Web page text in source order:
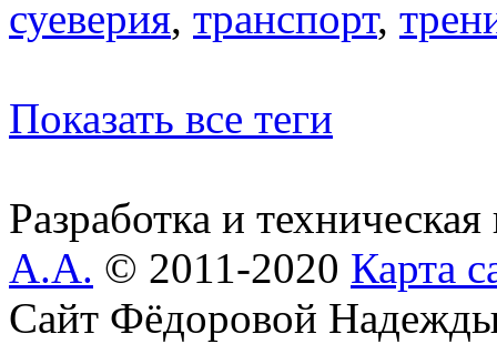
суеверия, транспорт,
Показать все теги
Разработка и
А.А. © 2011-2020 Карта
Сайт Фёдоровой